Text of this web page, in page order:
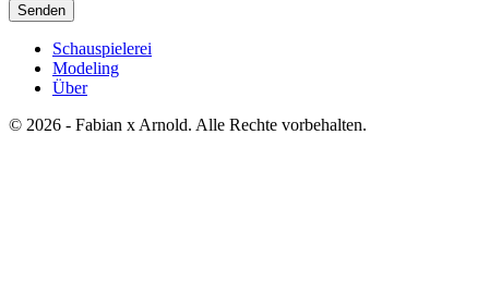
Senden
Schauspielerei
Modeling
Über
© 2026 - Fabian x Arnold. Alle Rechte vorbehalten.